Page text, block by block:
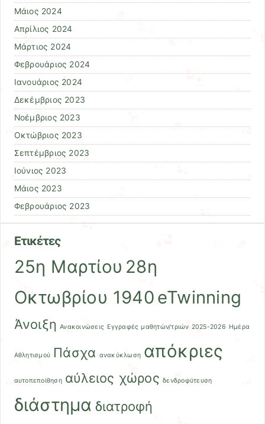
Μάιος 2024
Απρίλιος 2024
Μάρτιος 2024
Φεβρουάριος 2024
Ιανουάριος 2024
Δεκέμβριος 2023
Νοέμβριος 2023
Οκτώβριος 2023
Σεπτέμβριος 2023
Ιούνιος 2023
Μάιος 2023
Φεβρουάριος 2023
Ετικέτες
25η Μαρτίου 28η
Οκτωβρίου 1940 eTwinning
Άνοιξη Ανακοινώσεις Εγγραφές μαθητών/τριών 2025-2026 Ημέρα
Αθλητισμού Πάσχα ανακύκλωση απόκριες
αυτοπεποίθηση αύλειος χώρος δενδροφύτευση
διάστημα διατροφή